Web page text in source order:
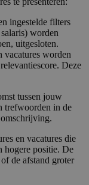
ingestelde filters
worden
uitgesloten.
worden
Deze
tussen jouw
trefwoorden in de
en vacatures die
hogere positie. De
de afstand groter